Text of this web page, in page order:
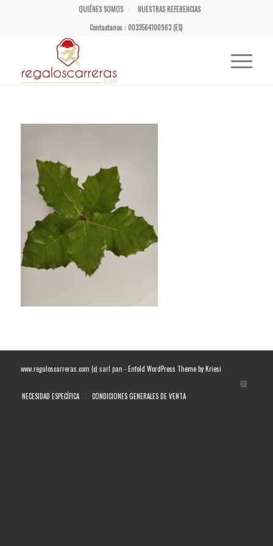
QUIÉNES SOMOS
NUESTRAS REFERENCIAS
Contactanos : 0033564100963 (ES)
www.regaloscarreras.com (c) sarl pan -Enfold WordPress Theme by Kriesi
NECESIDAD ESPECÍFICA CONDICIONES GENERALES DE VENTA